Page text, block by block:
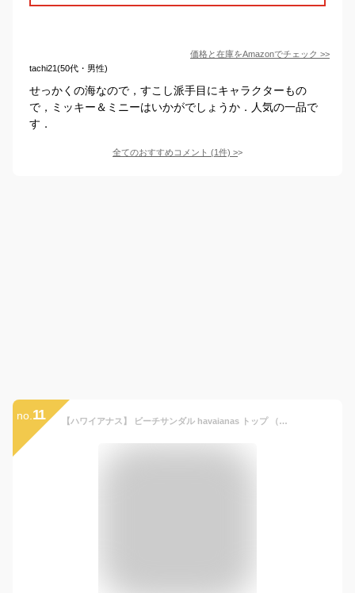
価格と在庫をAmazonでチェック >>
tachi21(50代・男性)
せっかくの海なので，すこし派手目にキャラクターもの
で，ミッキー＆ミニーはいかがでしょうか．人気の一品で
す．
全てのおすすめコメント (1件) >
no. 11 【ハワイアナス】 ビーチサンダル havaianas トップ （TOP） キッズ 子供【あす楽対応】